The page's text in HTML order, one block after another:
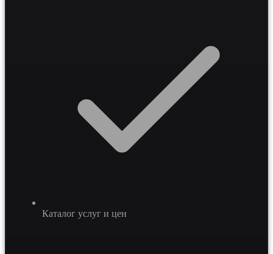
Каталог услуг и цен